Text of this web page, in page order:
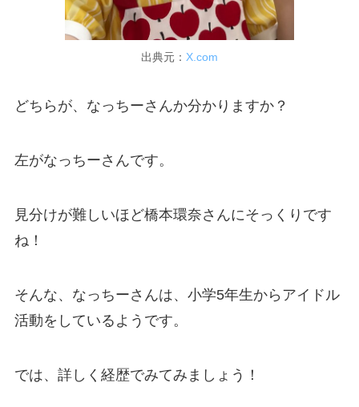
出典元： X.com
どちらが、なっちーさんか分かりますか？
左がなっちーさんです。
見分けが難しいほど橋本環奈さんにそっくりです
ね！
そんな、なっちーさんは、小学5年生からアイドル
活動をしているようです。
では、詳しく経歴でみてみましょう！